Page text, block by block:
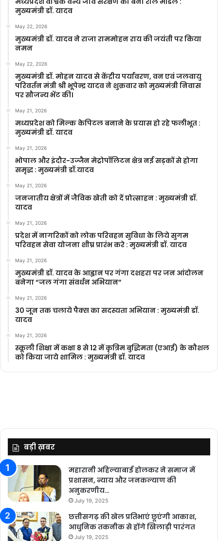
मुख्यमंत्री डॉ. यादव
May 22, 2026
मुख्यमंत्री डॉ. यादव ने राजा राममोहन राय की जयंती पर किया
नमन
May 22, 2026
मुख्यमंत्री डॉ. मोहन यादव से केंद्रीय पर्यावरण, वन एवं जलवायु
परिवर्तन मंत्री श्री भूपेन्द्र यादव ने शुक्रवार को मुख्यमंत्री निवास
पर सौजन्य भेंट की।
May 21, 2026
मध्यप्रदेश को मिल्क केपिटल बनाने के प्रयास हो रहे फलीभूत :
मुख्यमंत्री डॉ. यादव
May 21, 2026
भोपाल और इंदौर-उज्जैन मेट्रोपॉलिटन क्षेत्र नई सड़कों से होगा
समृद्ध : मुख्यमंत्री डॉ.यादव
May 21, 2026
जनजातीय क्षेत्रों में जैविक खेती को दें प्रोत्साहन : मुख्यमंत्री डॉ.
यादव
May 21, 2026
प्रदेश में नागरिकों को लोक परिवहन सुविधा के लिये सुगम
परिवहन सेवा योजना शीघ्र प्रारंभ करे : मुख्यमंत्री डॉ. यादव
May 21, 2026
मुख्यमंत्री डॉ. यादव के आह्वान पर गंगा दशहरा पर जन आंदोलन
बनेगा “जल गंगा संवर्धन अभियान”
May 21, 2026
30 जून तक चलाये पैक्स का सदस्यता अभियान : मुख्यमंत्री डॉ.
यादव
May 21, 2026
स्कूली शिक्षा में कक्षा 8 से 12 में कृ‍त्रिम बुद्धिमता (एआई) के कौशल
को किया जाये शामिल : मुख्यमंत्री डॉ. यादव
बड़ी ख़बर
महारानी अहिल्याबाई होलकर ने समाज में
प्रशासन, न्याय और जनकल्याण की
अनुकरणीय…
July 19, 2025
छत्तीसगढ़ की खेल प्रतिभाएं छूएंगी आकाश,
आधुनिक तकनीक से होंगे खिलाड़ी पारंगत
July 19, 2025